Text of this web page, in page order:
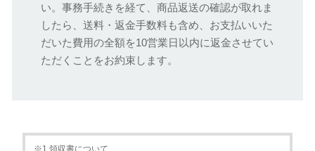
い。事務手続きを経て、商品返送の確認が取れま
したら、送料・返金手数料も含め、お支払いいた
だいた費用の全額を10営業日以内に返金させてい
ただくことをお約束します。
※1 領収書について